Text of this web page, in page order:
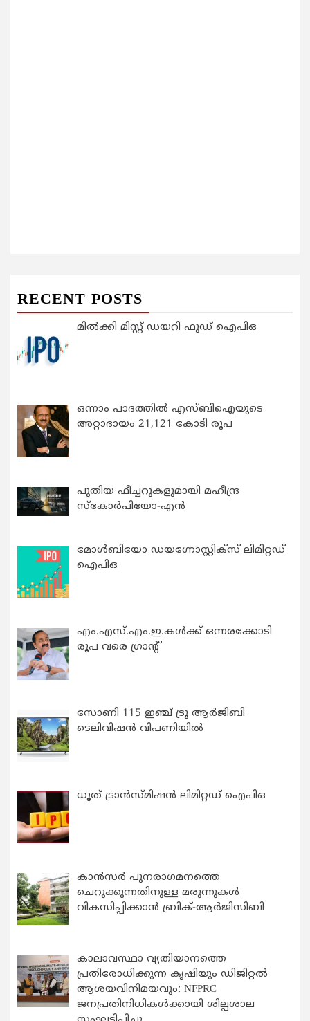
RECENT POSTS
മിൽക്കി മിസ്റ്റ് ഡയറി ഫുഡ് ഐപിഒ
ഒന്നാം പാദത്തിൽ എസ്ബിഐയുടെ
അറ്റാദായം 21,121 കോടി രൂപ
പുതിയ ഫീച്ചറുകളുമായി മഹീന്ദ്ര
സ്കോർപിയോ-എൻ
മോൾബിയോ ഡയഗ്നോസ്റ്റിക്സ് ലിമിറ്റഡ്
ഐപിഒ
എം.എസ്.എം.ഇ.കൾക്ക് ഒന്നരക്കോടി
രൂപ വരെ ഗ്രാന്റ്
സോണി 115 ഇഞ്ച് ട്രൂ ആർജിബി
ടെലിവിഷൻ വിപണിയിൽ
ധൂത് ട്രാൻസ്മിഷൻ ലിമിറ്റഡ് ഐപിഒ
കാന്‍സര്‍ പുനരാഗമനത്തെ
ചെറുക്കുന്നതിനുള്ള മരുന്നുകള്‍
വികസിപ്പിക്കാന്‍ ബ്രിക്-ആര്‍ജിസിബി
കാലാവസ്ഥാ വ്യതിയാനത്തെ
പ്രതിരോധിക്കുന്ന കൃഷിയും ഡിജിറ്റൽ
ആശയവിനിമയവും: NFPRC
ജനപ്രതിനിധികൾക്കായി ശില്പശാല